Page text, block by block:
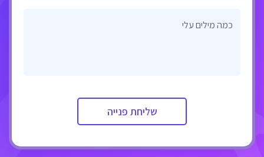
כמה מילים עלי